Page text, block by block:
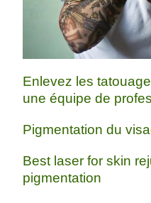
Enlevez les
une équipe de
Pigmentation du
Best laser for skin
pigmentation